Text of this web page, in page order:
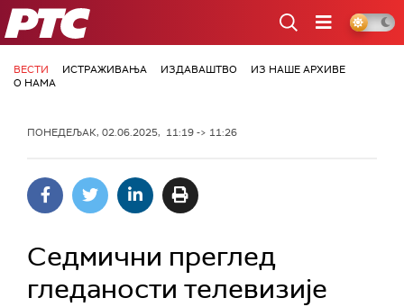
РТС
ВЕСТИ ИСТРАЖИВАЊА ИЗДАВАШТВО
ИЗ НАШЕ АРХИВЕ
О НАМА
ПОНЕДЕЉАК, 02.06.2025, 11:19 -> 11:26
Седмични преглед
гледаности телевизије